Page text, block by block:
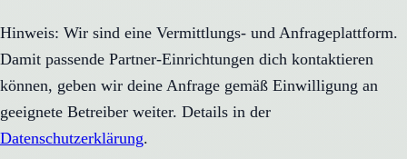
Hinweis: Wir sind eine Vermittlungs- und Anfrageplattform.
Damit passende Partner-Einrichtungen dich kontaktieren
können, geben wir deine Anfrage gemäß Einwilligung an
geeignete Betreiber weiter. Details in der
Datenschutzerklärung.